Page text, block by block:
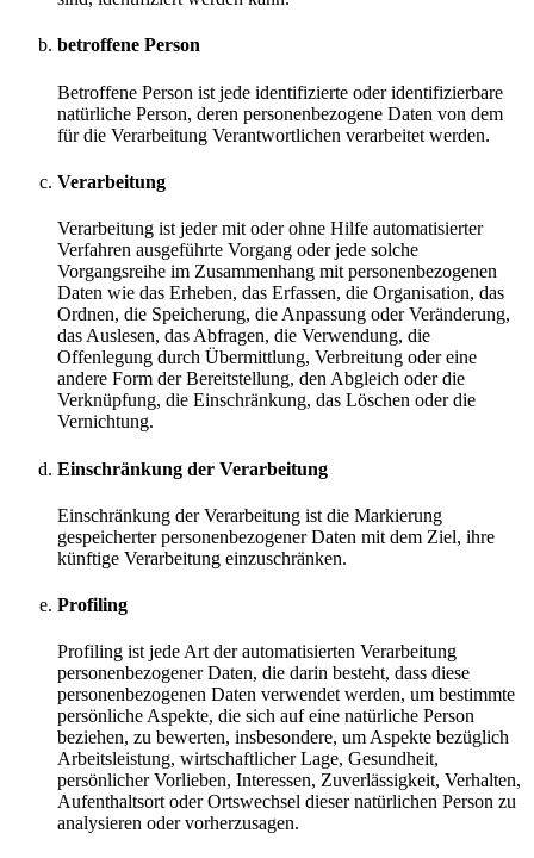
betroffene Person
Betroffene Person ist jede identifizierte oder identifizierbare
natürliche Person, deren personenbezogene Daten von dem
für die Verarbeitung Verantwortlichen verarbeitet werden.
Verarbeitung
Verarbeitung ist jeder mit oder ohne Hilfe automatisierter
Verfahren ausgeführte Vorgang oder jede solche
Vorgangsreihe im Zusammenhang mit personenbezogenen
Daten wie das Erheben, das Erfassen, die Organisation, das
Ordnen, die Speicherung, die Anpassung oder Veränderung,
das Auslesen, das Abfragen, die Verwendung, die
Offenlegung durch Übermittlung, Verbreitung oder eine
andere Form der Bereitstellung, den Abgleich oder die
Verknüpfung, die Einschränkung, das Löschen oder die
Vernichtung.
Einschränkung der Verarbeitung
Einschränkung der Verarbeitung ist die Markierung
gespeicherter personenbezogener Daten mit dem Ziel, ihre
künftige Verarbeitung einzuschränken.
Profiling
Profiling ist jede Art der automatisierten Verarbeitung
personenbezogener Daten, die darin besteht, dass diese
personenbezogenen Daten verwendet werden, um bestimmte
persönliche Aspekte, die sich auf eine natürliche Person
beziehen, zu bewerten, insbesondere, um Aspekte bezüglich
Arbeitsleistung, wirtschaftlicher Lage, Gesundheit,
persönlicher Vorlieben, Interessen, Zuverlässigkeit, Verhalten,
Aufenthaltsort oder Ortswechsel dieser natürlichen Person zu
analysieren oder vorherzusagen.